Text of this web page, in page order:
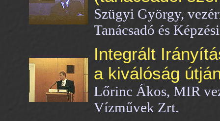
Szügyi György,
Tanácsadó és
Integrált
a kiválóság
Lőrinc Ákos, MIR
Vízművek Zrt.